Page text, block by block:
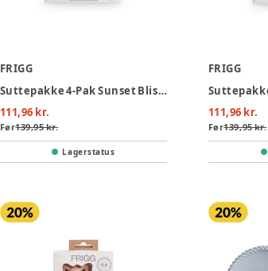
FRIGG
Suttepakke 4-Pak Sunset Bliss Latex Str. 2
111,96 kr.
Før139,95 kr.
Lagerstatus
FRIGG
111,96 kr.
Før139,95 kr.